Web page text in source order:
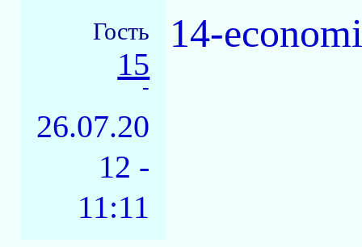
Гость
15
-
26.07.20
12 -
11:11
14-